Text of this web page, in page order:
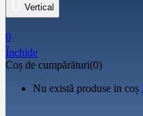
Vertical
0
Închide
Coș de cumpărături(0)
Nu există produse in coș